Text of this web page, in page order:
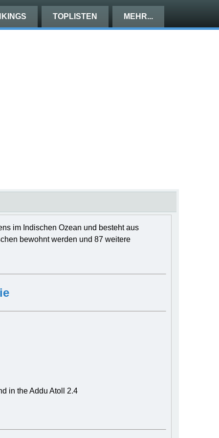
TOPLISTEN MEHR...
im Indischen Ozean und besteht aus
bewohnt werden und 87 weitere
in the Addu Atoll 2.4